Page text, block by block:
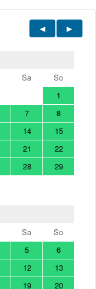
Sa
So
1
7
8
14
15
21
22
28
29
Sa
So
5
6
12
13
19
20